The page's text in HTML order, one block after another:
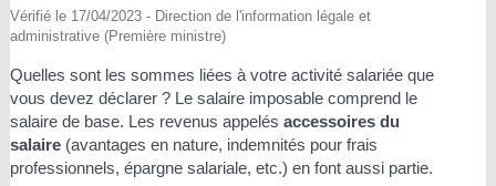
Vérifié le 17/04/2023 - Direction de l'information légale et
administrative (Première ministre)
Quelles sont les sommes liées à votre activité salariée que
vous devez déclarer ? Le salaire imposable comprend le
salaire de base. Les revenus appelés accessoires du
salaire(avantages en nature, indemnités pour frais
professionnels, épargne salariale, etc.) en font aussi partie.